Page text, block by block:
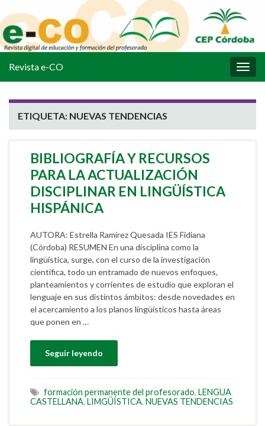
la
Revista e-CO
ETIQUETA: NUEVAS TENDENCIAS
BIBLIOGRAFÍA Y RECURSOS
PARA LA ACTUALIZACIÓN
DISCIPLINAR EN LINGÜÍSTICA
HISPÁNICA
AUTORA: Estrella Ramírez Quesada IES Fidiana
(Córdoba) RESUMEN En una disciplina como la
lingüística, surge, con el curso de la investigación
científica, todo un entramado de nuevos enfoques,
planteamientos y corrientes de estudio que exploran el
lenguaje en sus distintos ámbitos: desde novedades en
el acercamiento a los planos lingüísticos hasta áreas
que ponen en …
Seguir leyendo
formación permanente del profesorado, LENGUA
CASTELLANA, LIMGÜÍSTICA, NUEVAS TENDENCIAS